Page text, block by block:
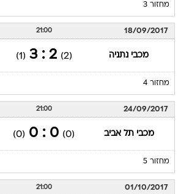
מחזור 3
18/09/2017
21:00
מכבי נתניה (2)
2 : 3
(1)
מחזור 4
24/09/2017
21:00
מכבי תל אביב (0)
0 : 0
(0)
מחזור 5
01/10/2017
21:00